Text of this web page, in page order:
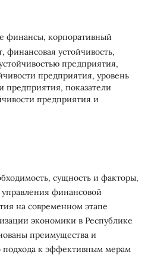
финансы, корпоративный
устойчивость,
предприятия,
предприятия, уровень
предприятия, показатели
предприятия и
сущность и факторы,
финансовой
на современном этапе
экономики в Республике
преимущества и
подхода к эффективным мерам